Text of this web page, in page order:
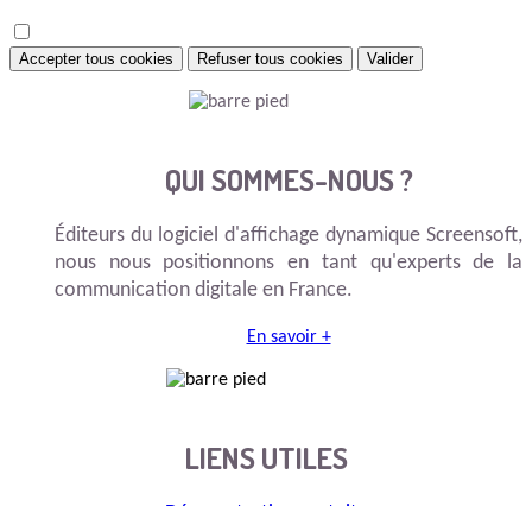
Accepter tous cookies Refuser tous cookies Valider
QUI SOMMES-NOUS ?
Éditeurs du logiciel d'affichage dynamique Screensoft,
nous nous positionnons en tant qu'experts de la
communication digitale en France.
En savoir +
LIENS UTILES